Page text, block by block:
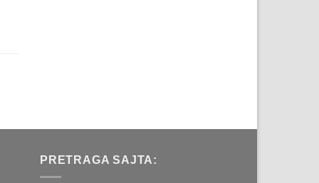
PRETRAGA SAJTA: